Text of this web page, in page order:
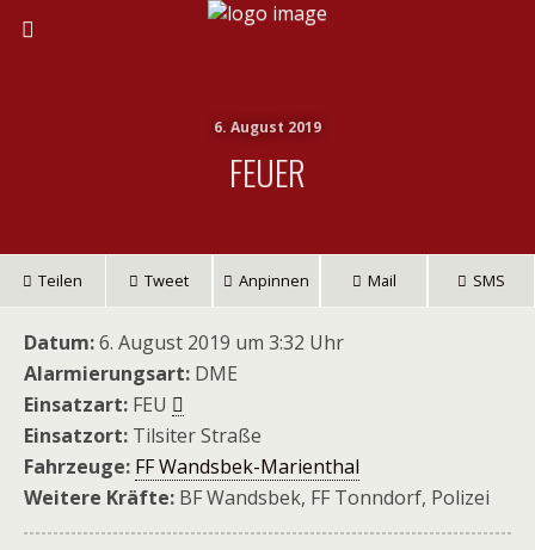
6. August 2019
FEUER
Teilen Tweet Anpinnen Mail SMS
Datum:6. August 2019 um 3:32 Uhr
Alarmierungsart: DME
Einsatzart: FEU
Einsatzort: Tilsiter Straße
Fahrzeuge: FF Wandsbek-Marienthal
Weitere Kräfte: BF Wandsbek, FF Tonndorf, Polizei